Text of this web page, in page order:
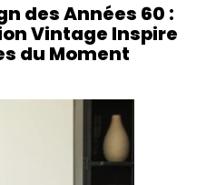
des Années 60 :
Vintage Inspire
du Moment